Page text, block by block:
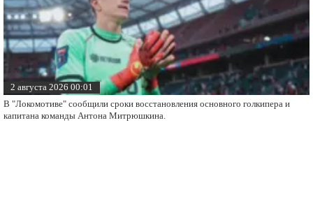
2 августа 2026 00:01
В "Локомотиве" сообщили сроки восстановления основного голкипера и
капитана команды Антона Митрюшкина.